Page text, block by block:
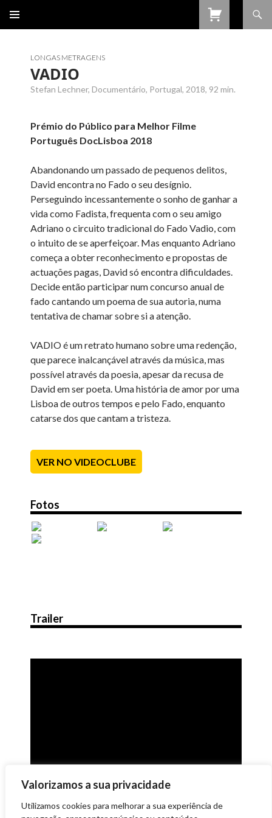
Valorizamos a sua privacidade
Utilizamos cookies para melhorar a sua experiência de
CONTEÚDO
LONGAS METRAGENS
VADIO
Stefan Lechner, Documentário, Portugal, 2018, 92 min.
Prémio do Público para Melhor Filme
Português DocLisboa 2018
Abandonando um passado de pequenos delitos,
David encontra no Fado o seu desígnio.
Perseguindo incessantemente o sonho de ganhar a
vida como Fadista, frequenta com o seu amigo
Adriano o circuito tradicional do Fado Vadio, com
o intuito de se aperfeiçoar. Mas enquanto Adriano
começa a obter reconhecimento e propostas de
actuações pagas, David só encontra dificuldades.
Decide então participar num concurso anual de
fado cantando um poema de sua autoria, numa
tentativa de chamar sobre si a atenção.
VADIO é um retrato humano sobre uma redenção,
que parece inalcançável através da música, mas
possível através da poesia, apesar da recusa de
David em ser poeta. Uma história de amor por uma
Lisboa de outros tempos e pelo Fado, enquanto
catarse dos que cantam a tristeza.
VER NO VIDEOCLUBE
Fotos
Trailer